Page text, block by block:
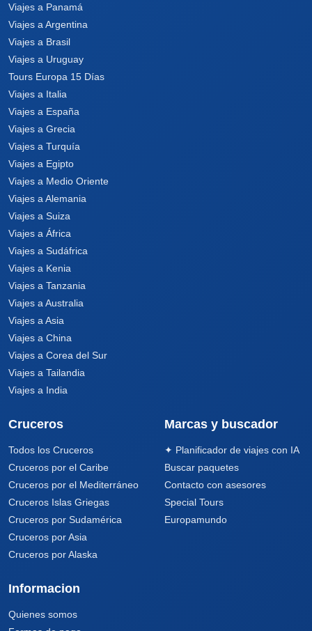
Viajes a Panamá
Viajes a Argentina
Viajes a Brasil
Viajes a Uruguay
Tours Europa 15 Días
Viajes a Italia
Viajes a España
Viajes a Grecia
Viajes a Turquía
Viajes a Egipto
Viajes a Medio Oriente
Viajes a Alemania
Viajes a Suiza
Viajes a África
Viajes a Sudáfrica
Viajes a Kenia
Viajes a Tanzania
Viajes a Australia
Viajes a Asia
Viajes a China
Viajes a Corea del Sur
Viajes a Tailandia
Viajes a India
Cruceros
Todos los Cruceros
Cruceros por el Caribe
Cruceros por el Mediterráneo
Cruceros Islas Griegas
Cruceros por Sudamérica
Cruceros por Asia
Cruceros por Alaska
Marcas y buscador
✦ Planificador de viajes con IA
Buscar paquetes
Contacto con asesores
Special Tours
Europamundo
Informacion
Quienes somos